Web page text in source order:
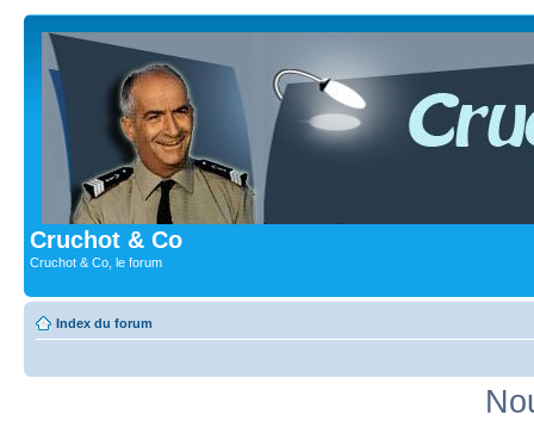
Cruchot & Co
Cruchot & Co, le forum
Index du forum